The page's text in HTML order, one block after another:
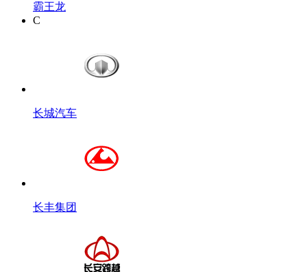
霸王龙
C
长城汽车
长丰集团